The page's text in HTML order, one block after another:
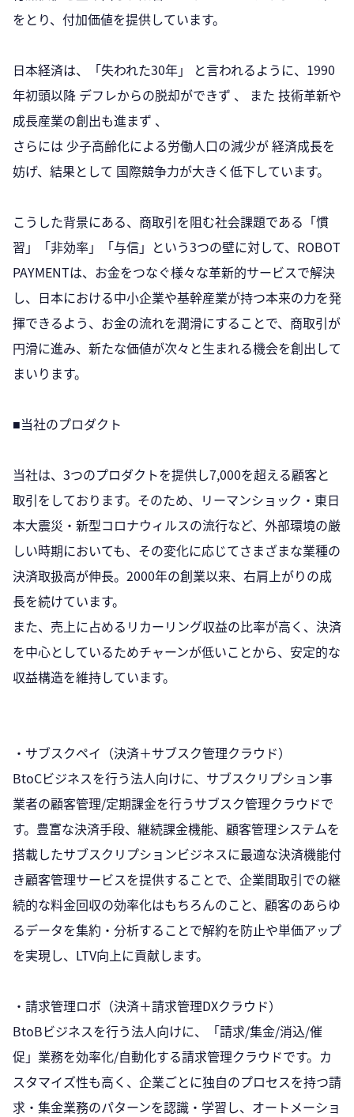
をとり、付加価値を提供しています。
日本経済は、「失われた30年」 と言われるように、1990
年初頭以降 デフレからの脱却ができず 、 また 技術革新や
成長産業の創出も進まず 、
さらには 少子高齢化による労働人口の減少が 経済成長を
妨げ、結果として 国際競争力が大きく低下しています。
こうした背景にある、商取引を阻む社会課題である「慣
習」「非効率」「与信」という3つの壁に対して、ROBOT
PAYMENTは、お金をつなぐ様々な革新的サービスで解決
し、日本における中小企業や基幹産業が持つ本来の力を発
揮できるよう、お金の流れを潤滑にすることで、商取引が
円滑に進み、新たな価値が次々と生まれる機会を創出して
まいります。
■当社のプロダクト
当社は、3つのプロダクトを提供し7,000を超える顧客と
取引をしております。そのため、リーマンショック・東日
本大震災・新型コロナウィルスの流行など、外部環境の厳
しい時期においても、その変化に応じてさまざまな業種の
決済取扱高が伸長。2000年の創業以来、右肩上がりの成
長を続けています。
また、売上に占めるリカーリング収益の比率が高く、決済
を中心としているためチャーンが低いことから、安定的な
収益構造を維持しています。
・サブスクペイ（決済＋サブスク管理クラウド）
BtoCビジネスを行う法人向けに、サブスクリプション事
業者の顧客管理/定期課金を行うサブスク管理クラウドで
す。豊富な決済手段、継続課金機能、顧客管理システムを
搭載したサブスクリプションビジネスに最適な決済機能付
き顧客管理サービスを提供することで、企業間取引での継
続的な料金回収の効率化はもちろんのこと、顧客のあらゆ
るデータを集約・分析することで解約を防止や単価アップ
を実現し、LTV向上に貢献します。
・請求管理ロボ（決済＋請求管理DXクラウド）
BtoBビジネスを行う法人向けに、「請求/集金/消込/催
促」業務を効率化/自動化する請求管理クラウドです。カ
スタマイズ性も高く、企業ごとに独自のプロセスを持つ請
求・集金業務のパターンを認識・学習し、オートメーショ